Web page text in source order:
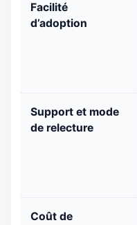
Facilité
d’adoption
Support et mode
de relecture
Coût de